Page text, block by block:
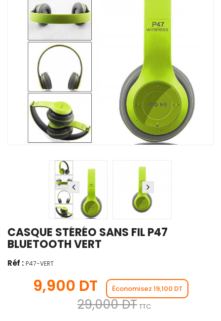
CASQUE STÉRÉO SANS FIL P47
BLUETOOTH VERT
Réf : P47-VERT
9,900 DT Économisez 19,100 DT
29,000 DT TTC